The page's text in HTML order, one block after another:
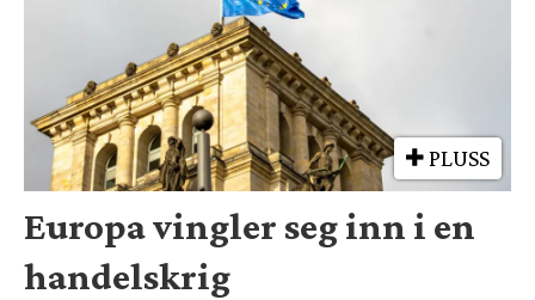
PLUSS
Europa vingler seg inn i en
handelskrig